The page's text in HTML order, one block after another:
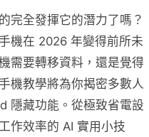
完全發揮它的潛力了嗎？
機在 2026 年變得前所未
需要轉移資料，還是覺得
機教學將為你揭密多數人
隱藏功能。從極致省電設
作效率的 AI 實用小技